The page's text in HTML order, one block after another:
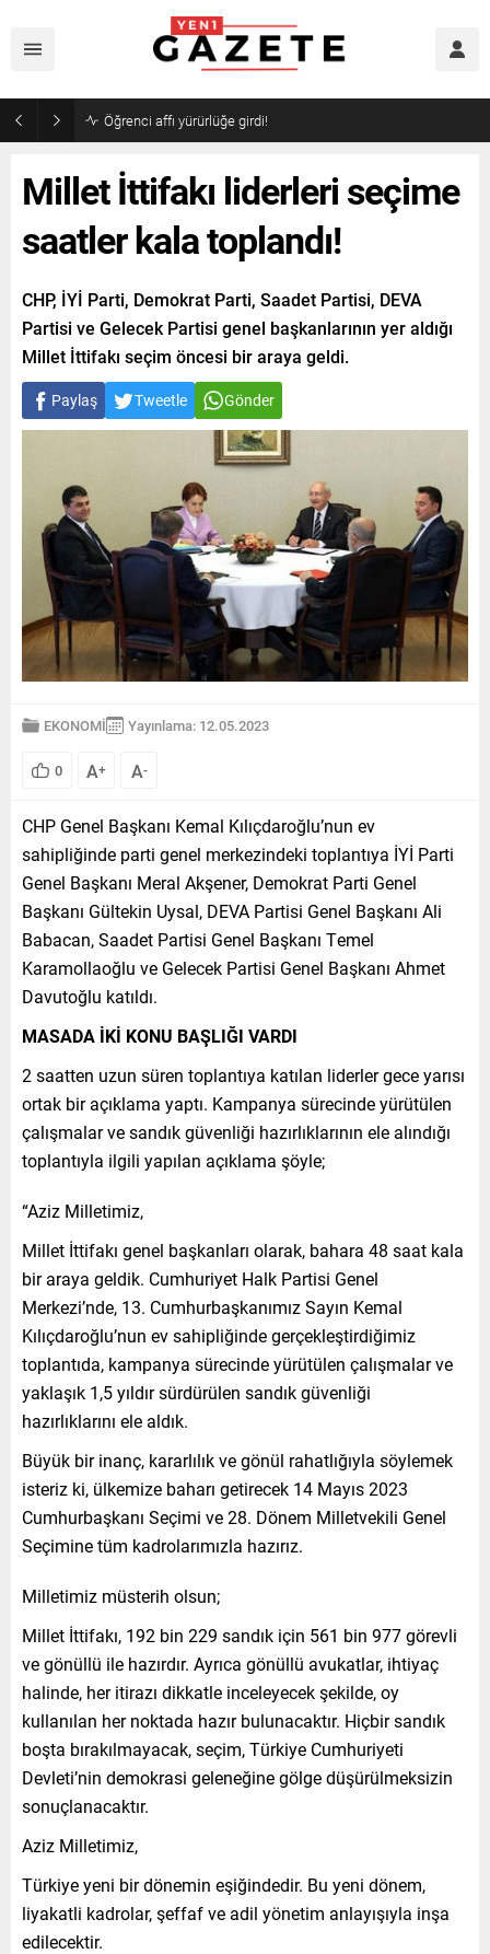
Öğrenci affı yürürlüğe girdi!
Millet İttifakı liderleri seçime
saatler kala toplandı!
CHP, İYİ Parti, Demokrat Parti, Saadet Partisi, DEVA
Partisi ve Gelecek Partisi genel başkanlarının yer aldığı
Millet İttifakı seçim öncesi bir araya geldi.
Paylaş Tweetle Gönder
EKONOMİ Yayınlama: 12.05.2023
0 A+ A-
CHP Genel Başkanı Kemal Kılıçdaroğlu’nun ev
sahipliğinde parti genel merkezindeki toplantıya İYİ Parti
Genel Başkanı Meral Akşener, Demokrat Parti Genel
Başkanı Gültekin Uysal, DEVA Partisi Genel Başkanı Ali
Babacan, Saadet Partisi Genel Başkanı Temel
Karamollaoğlu ve Gelecek Partisi Genel Başkanı Ahmet
Davutoğlu katıldı.
MASADA İKİ KONU BAŞLIĞI VARDI
2 saatten uzun süren toplantıya katılan liderler gece yarısı
ortak bir açıklama yaptı. Kampanya sürecinde yürütülen
çalışmalar ve sandık güvenliği hazırlıklarının ele alındığı
toplantıyla ilgili yapılan açıklama şöyle;
“Aziz Milletimiz,
Millet İttifakı genel başkanları olarak, bahara 48 saat kala
bir araya geldik. Cumhuriyet Halk Partisi Genel
Merkezi’nde, 13. Cumhurbaşkanımız Sayın Kemal
Kılıçdaroğlu’nun ev sahipliğinde gerçekleştirdiğimiz
toplantıda, kampanya sürecinde yürütülen çalışmalar ve
yaklaşık 1,5 yıldır sürdürülen sandık güvenliği
hazırlıklarını ele aldık.
Büyük bir inanç, kararlılık ve gönül rahatlığıyla söylemek
isteriz ki, ülkemize baharı getirecek 14 Mayıs 2023
Cumhurbaşkanı Seçimi ve 28. Dönem Milletvekili Genel
Seçimine tüm kadrolarımızla hazırız.
Milletimiz müsterih olsun;
Millet İttifakı, 192 bin 229 sandık için 561 bin 977 görevli
ve gönüllü ile hazırdır. Ayrıca gönüllü avukatlar, ihtiyaç
halinde, her itirazı dikkatle inceleyecek şekilde, oy
kullanılan her noktada hazır bulunacaktır. Hiçbir sandık
boşta bırakılmayacak, seçim, Türkiye Cumhuriyeti
Devleti’nin demokrasi geleneğine gölge düşürülmeksizin
sonuçlanacaktır.
Aziz Milletimiz,
Türkiye yeni bir dönemin eşiğindedir. Bu yeni dönem,
liyakatli kadrolar, şeffaf ve adil yönetim anlayışıyla inşa
edilecektir.